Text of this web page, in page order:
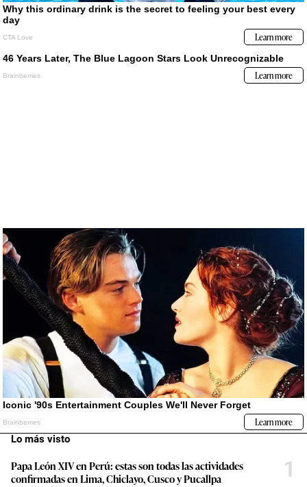
Lo más visto
Papa León XIV en Perú: estas son todas las actividades
confirmadas en Lima, Chiclayo, Cusco y Pucallpa
1